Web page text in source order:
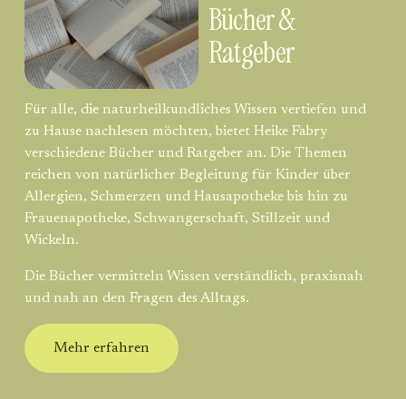
Bücher &
Ratgeber
Für alle, die naturheilkundliches Wissen vertiefen und
zu Hause nachlesen möchten, bietet Heike Fabry
verschiedene Bücher und Ratgeber an. Die Themen
reichen von natürlicher Begleitung für Kinder über
Allergien, Schmerzen und Hausapotheke bis hin zu
Frauenapotheke, Schwangerschaft, Stillzeit und
Wickeln.
Die Bücher vermitteln Wissen verständlich, praxisnah
und nah an den Fragen des Alltags.
Mehr erfahren